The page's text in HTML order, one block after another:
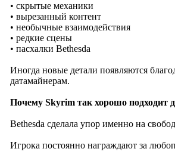
• скрытые механики
• вырезанный контент
• необычные взаимодействия
• редкие сцены
• пасхалки Bethesda
Иногда новые детали появляются
датамайнерам.
Почему Skyrim так хорошо подходит
Bethesda сделала упор именно на
Игрока постоянно награждают за